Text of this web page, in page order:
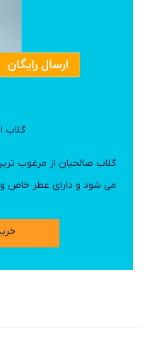
گلاب
گلاب صالحیان از مرغوب
می شود و دارای عطر خاص